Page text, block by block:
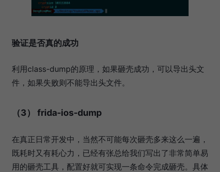
验证是否真的成功
利用class-dump的原理，如果砸壳成功，可以导出头文
件，如果失败则不能导出头文件。
（3） frida-ios-dump
在真正日常开发中，当然不可能每次砸壳多来这么一遍，
既耗时又有耗心力，已经有张总给我们写出了非常简单易
用的砸壳工具，配置好就可实现一条命令完成砸壳。具体